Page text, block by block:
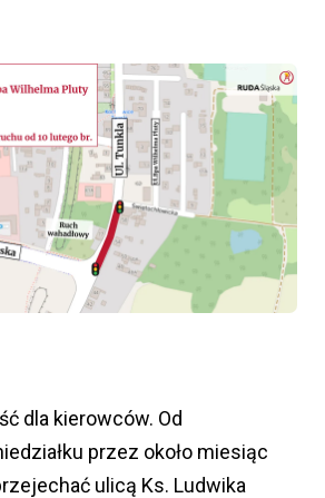
dla kierowców. Od
przez około miesiąc
ulicą Ks. Ludwika